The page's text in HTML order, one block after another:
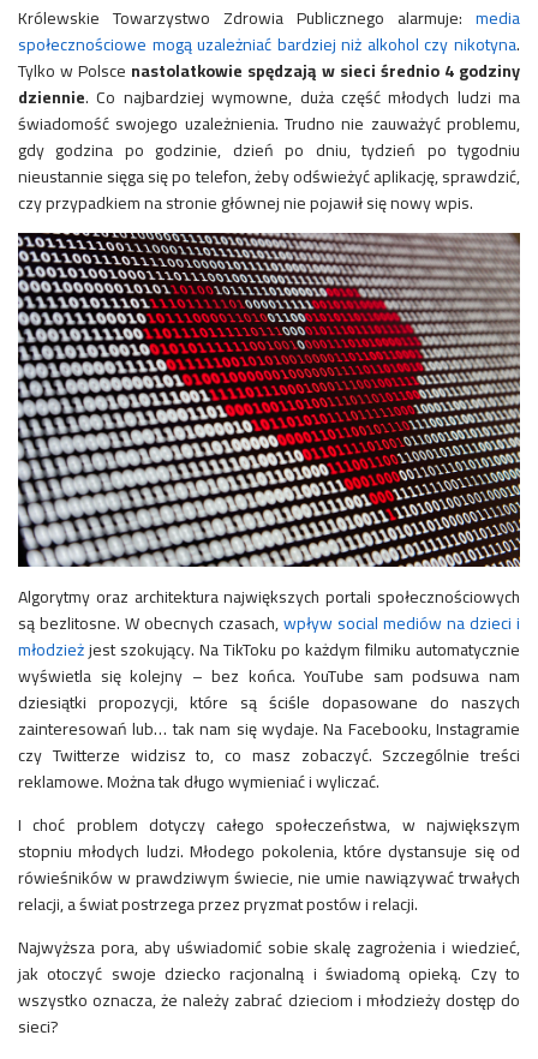
Królewskie Towarzystwo Zdrowia Publicznego alarmuje: media
społecznościowe mogą uzależniać bardziej niż alkohol czy nikotyna.
Tylko w Polsce nastolatkowie spędzają w sieci średnio 4 godziny
dziennie. Co najbardziej wymowne, duża część młodych ludzi ma
świadomość swojego uzależnienia. Trudno nie zauważyć problemu,
gdy godzina po godzinie, dzień po dniu, tydzień po tygodniu
nieustannie sięga się po telefon, żeby odświeżyć aplikację, sprawdzić,
czy przypadkiem na stronie głównej nie pojawił się nowy wpis.
Algorytmy oraz architektura największych portali społecznościowych
są bezlitosne. W obecnych czasach,wpływ social mediów na dzieci i
młodzieżjest szokujący. Na TikToku po każdym filmiku automatycznie
wyświetla się kolejny – bez końca. YouTube sam podsuwa nam
dziesiątki propozycji, które są ściśle dopasowane do naszych
zainteresowań lub… tak nam się wydaje. Na Facebooku, Instagramie
czy Twitterze widzisz to, co masz zobaczyć. Szczególnie treści
reklamowe. Można tak długo wymieniać i wyliczać.
I choć problem dotyczy całego społeczeństwa, w największym
stopniu młodych ludzi. Młodego pokolenia, które dystansuje się od
rówieśników w prawdziwym świecie, nie umie nawiązywać trwałych
relacji, a świat postrzega przez pryzmat postów i relacji.
Najwyższa pora, aby uświadomić sobie skalę zagrożenia i wiedzieć,
jak otoczyć swoje dziecko racjonalną i świadomą opieką. Czy to
wszystko oznacza, że należy zabrać dzieciom i młodzieży dostęp do
sieci?